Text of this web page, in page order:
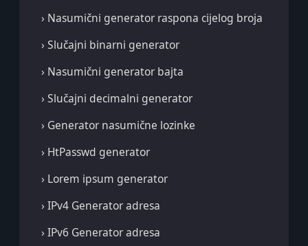
› Nasumični generator raspona cijelog broja
› Slučajni binarni generator
› Nasumični generator bajta
› Slučajni decimalni generator
› Generator nasumične lozinke
› HtPasswd generator
› Lorem ipsum generator
› IPv4 Generator adresa
› IPv6 Generator adresa